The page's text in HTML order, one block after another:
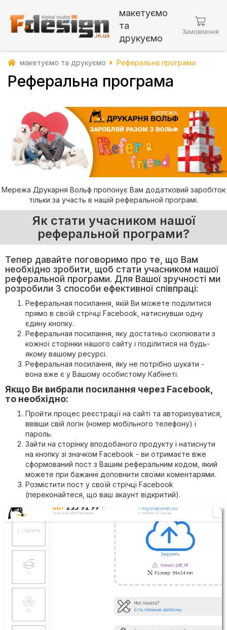
макетуємо
та
друкуємо
Замовлення
макетуємо та друкуємо Реферальна програма
Реферальна програма
Мережа Друкарня Вольф пропонує Вам додатковий заробіток
тільки за участь в нашій реферальной програмі.
Як стати учасником нашої
реферальной програми?
Тепер давайте поговоримо про те, що Вам
необхідно зробити, щоб стати учасником нашої
реферальной програми. Для Вашої зручності ми
розробили 3 способи ефективної співпраці:
Реферальная посилання, якій Ви можете поділитися
прямо в своїй стрічці Facebook, натиснувши одну
єдину кнопку.
Реферальная посилання, яку достатньо скопіювати з
кожної сторінки нашого сайту і поділитися на будь-
якому вашому ресурсі.
Реферальная посилання, яку не потрібно шукати -
вона вже є у Вашому особистому Кабінеті.
Якщо Ви вибрали посилання через Facebook,
то необхідно:
Пройти процес реєстрації на сайті та авторизуватися,
ввівши свій логін (номер мобільного телефону) і
пароль.
Зайти на сторінку вподобаного продукту і натиснути
на кнопку зі значком Facebook - ви отримаєте вже
сформований пост з Вашим реферальним кодом, який
можете при бажанні доповнити своїми коментарями.
Розмістити пост у своїй стрічці Facebook
(переконайтеся, що ваш акаунт відкритий).